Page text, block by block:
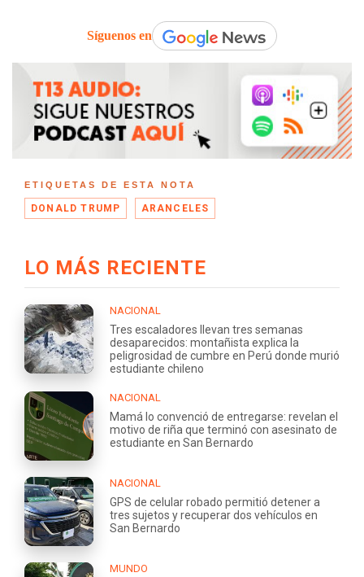
Síguenos en
ETIQUETAS DE ESTA NOTA
DONALD TRUMP ARANCELES
LO MÁS RECIENTE
NACIONAL
Tres escaladores llevan tres semanas
desaparecidos: montañista explica la
peligrosidad de cumbre en Perú donde murió
estudiante chileno
NACIONAL
Mamá lo convenció de entregarse: revelan el
motivo de riña que terminó con asesinato de
estudiante en San Bernardo
NACIONAL
GPS de celular robado permitió detener a
tres sujetos y recuperar dos vehículos en
San Bernardo
MUNDO